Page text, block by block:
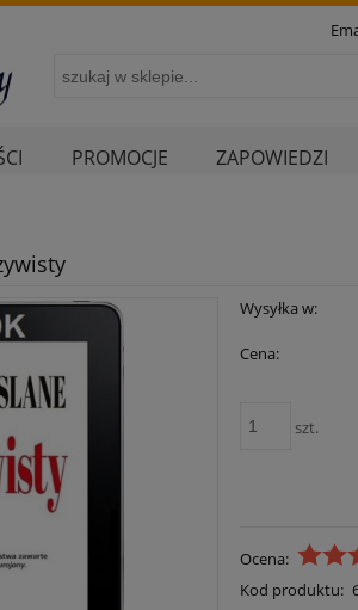
PROMOCJE ZAPOWIEDZI
Wysyłka w:
Cena:
szt.
Ocena:
Kod produktu: